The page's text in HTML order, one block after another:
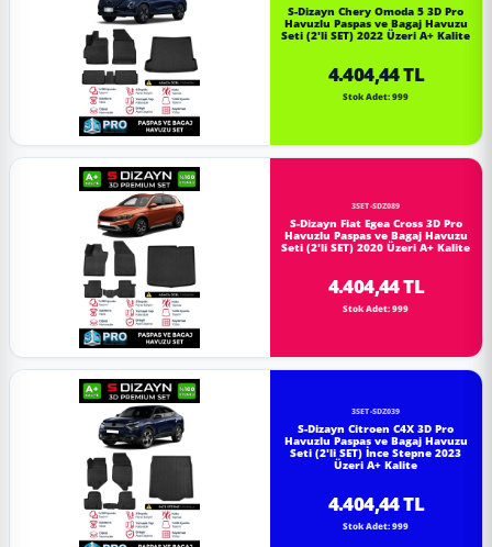
S-Dizayn Chery Omoda 5 3D Pro
Havuzlu Paspas ve Bagaj Havuzu
Seti (2'li SET) 2022 Üzeri A+ Kalite
4.404,44 TL
Stok Adet: 999
3SET-SDZ089
S-Dizayn Fiat Egea Cross 3D Pro
Havuzlu Paspas ve Bagaj Havuzu
Seti (2'li SET) 2020 Üzeri A+ Kalite
4.404,44 TL
Stok Adet: 999
3SET-SDZ039
S-Dizayn Citroen C4X 3D Pro
Havuzlu Paspas ve Bagaj Havuzu
Seti (2'li SET) İnce Stepne 2023
Üzeri A+ Kalite
4.404,44 TL
Stok Adet: 999